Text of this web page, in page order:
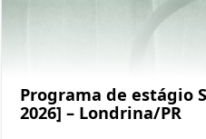
Programa de estágio
2026] – Londrina/PR